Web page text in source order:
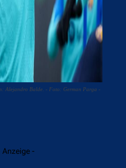
Alejandro Balde. - Foto: German Parga -
Anzeige -